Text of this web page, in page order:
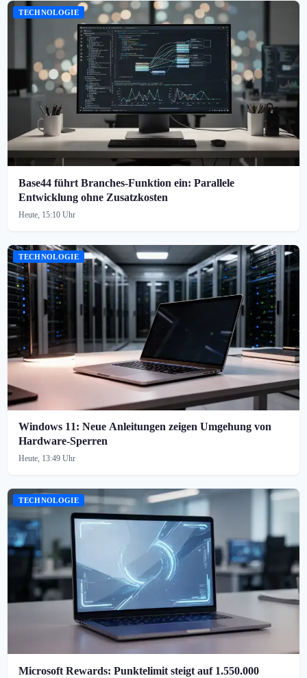
TECHNOLOGIE
Base44 führt Branches-Funktion ein: Parallele
Entwicklung ohne Zusatzkosten
Heute, 15:10 Uhr
TECHNOLOGIE
Windows 11: Neue Anleitungen zeigen Umgehung von
Hardware-Sperren
Heute, 13:49 Uhr
TECHNOLOGIE
Microsoft Rewards: Punktelimit steigt auf 1.550.000